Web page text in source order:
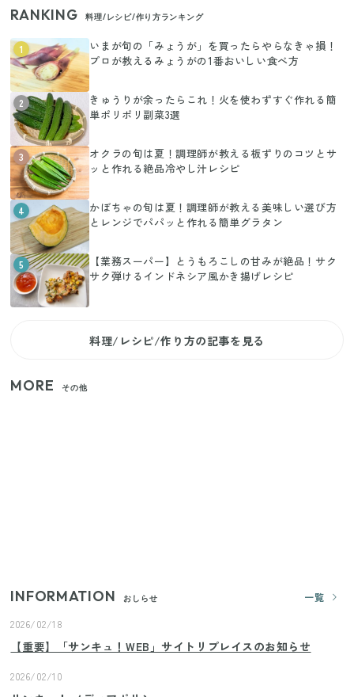
RANKING 料理/レシピ/作り方ランキング
1
いまが旬の「みょうが」を買ったらやらなきゃ損！
プロが教えるみょうがの1番おいしい食べ方
2
きゅうりが余ったらこれ！火を使わずすぐ作れる簡
単ポリポリ副菜3選
3
オクラの旬は夏！調理師が教える板ずりのコツとサ
ッと作れる絶品冷やし汁レシピ
4
かぼちゃの旬は夏！調理師が教える美味しい選び方
とレンジでパパッと作れる簡単グラタン
5
【業務スーパー】とうもろこしの甘みが絶品！サク
サク弾けるインドネシア風かき揚げレシピ
料理/レシピ/作り方の記事を見る
MORE その他
INFORMATION おしらせ
一覧
2026/02/18
【重要】「サンキュ！WEB」サイトリプレイスのお知らせ
2026/02/10